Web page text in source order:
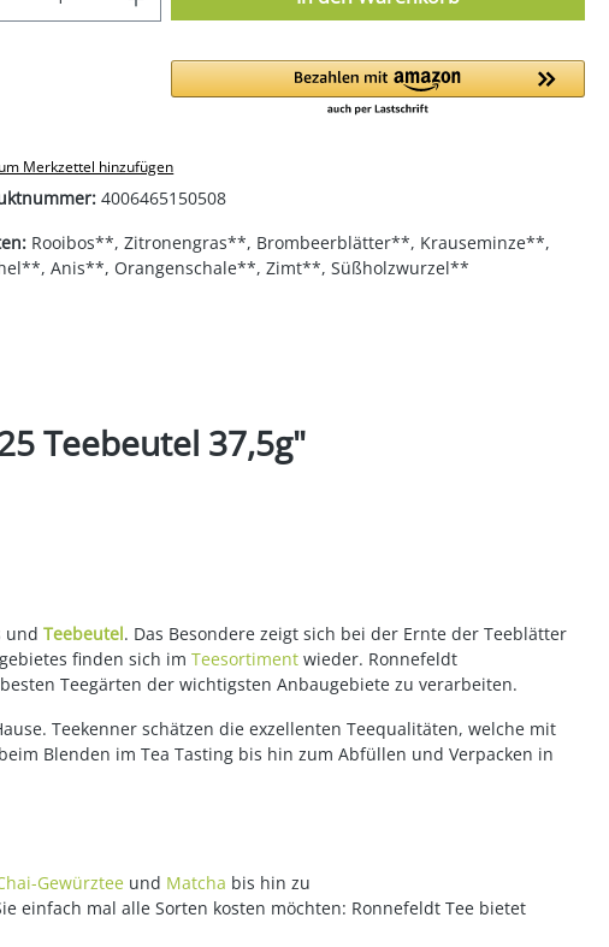
Merkzettel hinzufügen
4006465150508
Rooibos**, Zitronengras**, Brombeerblätter**, Krauseminze**,
Anis**, Orangenschale**, Zimt**, Süßholzwurzel**
Teebeutel 37,5g"
und Teebeutel. Das Besondere zeigt sich bei der Ernte der Teeblätter
finden sich im Teesortiment wieder. Ronnefeldt
Teegärten der wichtigsten Anbaugebiete zu verarbeiten.
Teekenner schätzen die exzellenten Teequalitäten, welche mit
Blenden im Tea Tasting bis hin zum Abfüllen und Verpacken in
Gewürztee und Matcha bis hin zu
einfach mal alle Sorten kosten möchten: Ronnefeldt Tee bietet